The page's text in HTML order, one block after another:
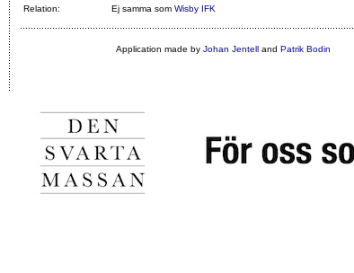
Relation:
Ej samma som Wisby IFK
Application made by Johan Jentelland Patrik Bodin